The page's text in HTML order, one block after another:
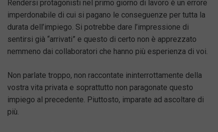
Rendersi protagonisti nel primo giorno di lavoro è un errore
imperdonabile di cui si pagano le conseguenze per tutta la
durata dell’impiego. Si potrebbe dare l’impressione di
sentirsi già “arrivati” e questo di certo non è apprezzato
nemmeno dai collaboratori che hanno più esperienza di voi.
Non parlate troppo, non raccontate ininterrottamente della
vostra vita privata e soprattutto non paragonate questo
impiego al precedente. Piuttosto, imparate ad ascoltare di
più.